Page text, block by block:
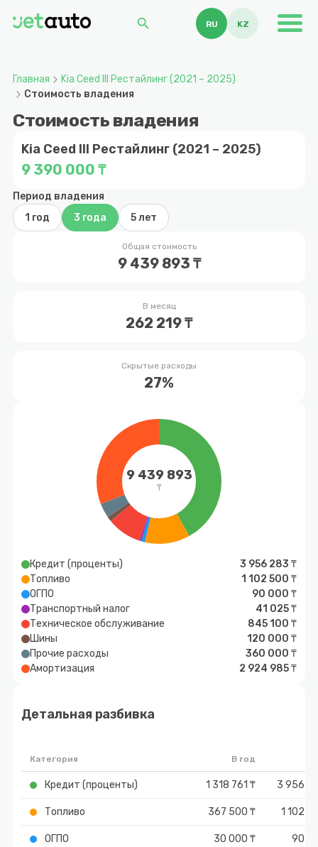
search RU KZ
Главная
Kia Ceed III Рестайлинг (2021 – 2025)
Стоимость владения
Стоимость владения
Kia Ceed III Рестайлинг (2021 – 2025)
9 390 000 ₸
Период владения
1 год
3 года 5 лет
Общая стоимость
9 439 893 ₸
В месяц
262 219 ₸
Скрытые расходы
27%
9 439 893
₸
Кредит (проценты)
3 956 283 ₸
Топливо
1 102 500 ₸
ОГПО
90 000 ₸
Транспортный налог
41 025 ₸
Техническое обслуживание
845 100 ₸
Шины
120 000 ₸
Прочие расходы
360 000 ₸
Амортизация
2 924 985 ₸
Детальная разбивка
Категория В год
Кредит (проценты) 1 318 761 ₸ 3 956
Топливо 367 500 ₸ 1 102
ОГПО 30 000 ₸ 90